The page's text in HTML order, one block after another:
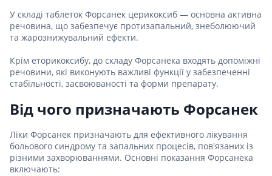
У складі таблеток Форсанек церикоксиб — основна активна
речовина, що забезпечує протизапальний, знеболюючий
та жарознижувальний ефекти.
Крім еторикоксибу, до складу Форсанека входять допоміжні
речовини, які виконують важливі функції у забезпеченні
стабільності, засвоюваності та форми препарату.
Від чого призначають Форсанек
Ліки Форсанек призначають для ефективного лікування
больового синдрому та запальних процесів, пов'язаних із
різними захворюваннями. Основні показання Форсанека
включають: